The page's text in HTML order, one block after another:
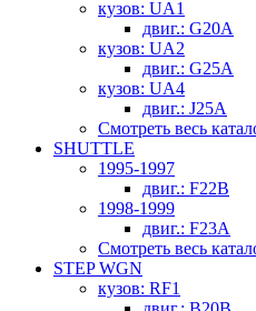
кузов: UA1
двиг.: G20A
кузов: UA2
двиг.: G25A
кузов: UA4
двиг.: J25A
Смотреть весь
SHUTTLE
1995-1997
двиг.: F22B
1998-1999
двиг.: F23A
Смотреть весь
STEP WGN
кузов: RF1